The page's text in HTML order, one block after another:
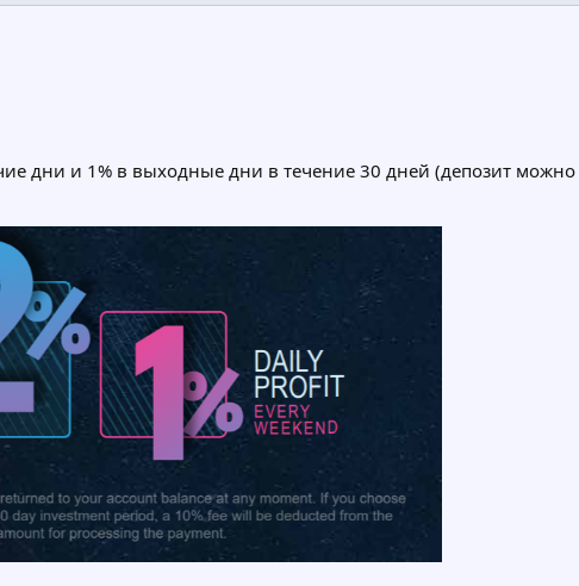
дни и 1% в выходные дни в течение 30 дней (депозит можно